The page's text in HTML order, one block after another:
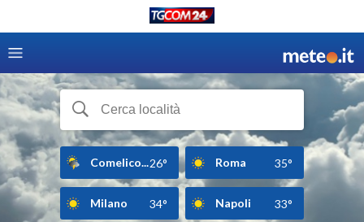
Comelico...26° Roma 35°
Milano 34° Napoli 33°